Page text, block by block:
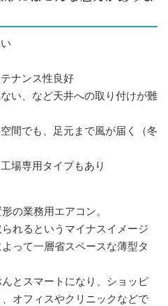
ナンス性良好
い、など天井への取り付けが難
間でも、足元まで風が届く（冬
場専用タイプもあり
の業務用エアコン。
れるというマイナスイメージ
って一層省スペースな薄型タ
とスマートになり、ショッピ
オフィスやクリニックなどで